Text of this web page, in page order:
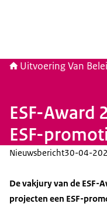
Uitvoering Van
ESF-Award
ESF-
Nieuwsbericht30-04-
De vakjury van de ESF-
projecten een ESF-